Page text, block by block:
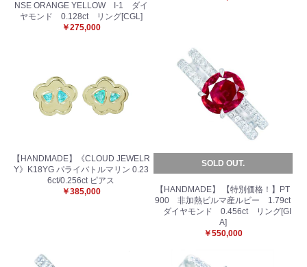
NSE ORANGE YELLOW I-1 ダイ
ヤモンド 0.128ct リング[CGL]
￥275,000
【HANDMADE】《CLOUD JEWELR
Y》K18YG パライバトルマリン 0.23
6ct/0.256ct ピアス
￥385,000
SOLD OUT.
【HANDMADE】 【特別価格！】PT
900 非加熱ビルマ産ルビー 1.79ct
ダイヤモンド 0.456ct リング[GI
A]
￥550,000